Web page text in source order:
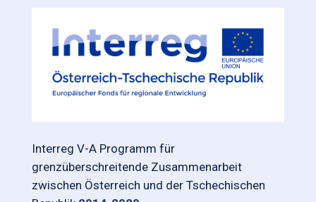
Interreg V-A Programm für
grenzüberschreitende Zusammenarbeit
zwischen Österreich und der Tschechischen